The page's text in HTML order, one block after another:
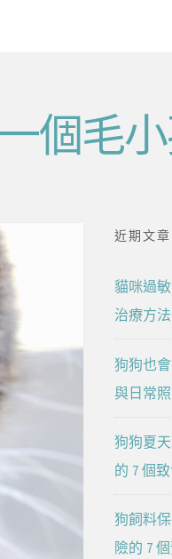
個毛
近期文章
貓咪過
治療方
狗狗也
與日常
狗狗夏
的 7 個
狗飼料
險的 7